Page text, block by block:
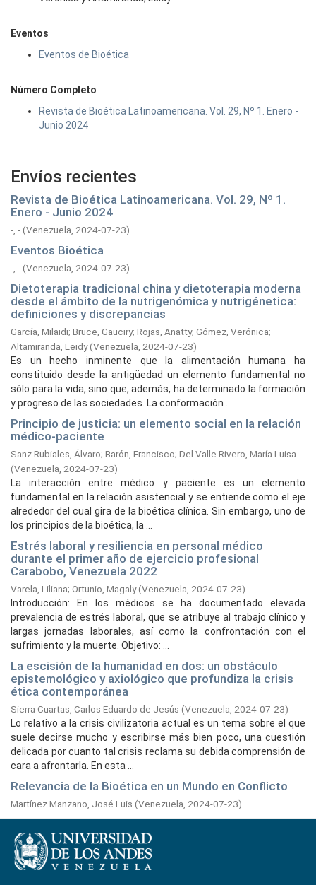
Eventos
Eventos de Bioética
Número Completo
Revista de Bioética Latinoamericana. Vol. 29, Nº 1. Enero -
Junio 2024
Envíos recientes
Revista de Bioética Latinoamericana. Vol. 29, Nº 1.
Enero - Junio 2024
-, -(Venezuela, 2024-07-23)
Eventos Bioética
-, -(Venezuela, 2024-07-23)
Dietoterapia tradicional china y dietoterapia moderna
desde el ámbito de la nutrigenómica y nutrigénetica:
definiciones y discrepancias
García, Milaidi; Bruce, Gauciry; Rojas, Anatty; Gómez, Verónica;
Altamiranda, Leidy(Venezuela, 2024-07-23)
Es un hecho inminente que la alimentación humana ha
constituido desde la antigüedad un elemento fundamental no
sólo para la vida, sino que, además, ha determinado la formación
y progreso de las sociedades. La conformación ...
Principio de justicia: un elemento social en la relación
médico-paciente
Sanz Rubiales, Álvaro; Barón, Francisco; Del Valle Rivero, María Luisa
(Venezuela, 2024-07-23)
La interacción entre médico y paciente es un elemento
fundamental en la relación asistencial y se entiende como el eje
alrededor del cual gira de la bioética clínica. Sin embargo, uno de
los principios de la bioética, la ...
Estrés laboral y resiliencia en personal médico
durante el primer año de ejercicio profesional
Carabobo, Venezuela 2022
Varela, Liliana; Ortunio, Magaly(Venezuela, 2024-07-23)
Introducción: En los médicos se ha documentado elevada
prevalencia de estrés laboral, que se atribuye al trabajo clínico y
largas jornadas laborales, así como la confrontación con el
sufrimiento y la muerte. Objetivo: ...
La escisión de la humanidad en dos: un obstáculo
epistemológico y axiológico que profundiza la crisis
ética contemporánea
Sierra Cuartas, Carlos Eduardo de Jesús (Venezuela, 2024-07-23)
Lo relativo a la crisis civilizatoria actual es un tema sobre el que
suele decirse mucho y escribirse más bien poco, una cuestión
delicada por cuanto tal crisis reclama su debida comprensión de
cara a afrontarla. En esta ...
Relevancia de la Bioética en un Mundo en Conflicto
Martínez Manzano, José Luis (Venezuela, 2024-07-23)